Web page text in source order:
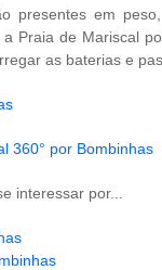
presentes em
a Praia de Mariscal
as baterias e
360° por Bombinhas
interessar por...